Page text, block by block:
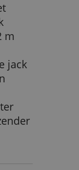
m
jack